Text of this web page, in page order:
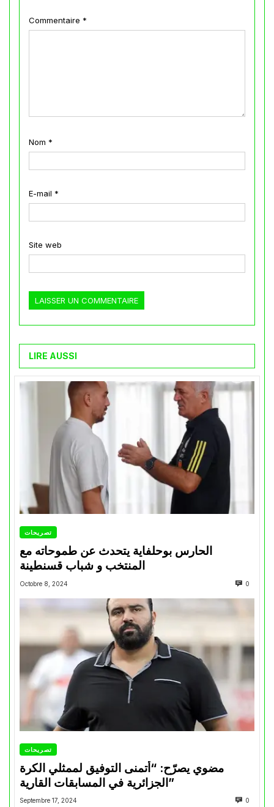
Commentaire *
Nom *
E-mail *
Site web
LIRE AUSSI
تصريحات
الحارس بوحلفاية يتحدث عن طموحاته مع
المنتخب و شباب قسنطينة
Octobre 8, 2024 0
تصريحات
مضوي يصرّح: “أتمنى التوفيق لممثلي الكرة
الجزائرية في المسابقات القارية”
Septembre 17, 2024 0